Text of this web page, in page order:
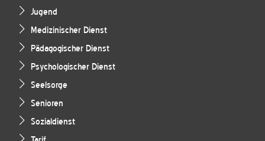
Jugend
Medizinischer Dienst
Pädagogischer Dienst
Psychologischer Dienst
Seelsorge
Senioren
Sozialdienst